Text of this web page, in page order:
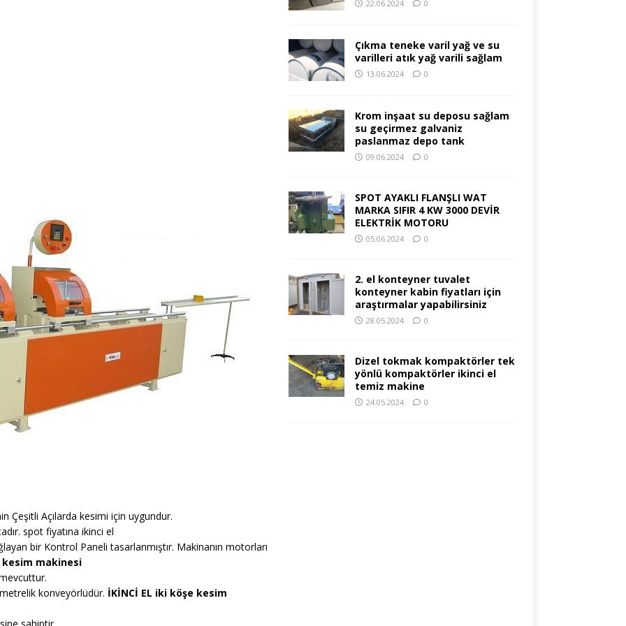
Çeşitli Açılarda kesimi için uygundur.
spot fiyatına ikinci el
bir Kontrol Paneli tasarlanmıştır. Makinanın motorları
makinesi
konveyörlüdür. İKİNCİ EL iki köşe kesim
22.06.2024 0
Çıkma teneke varil yağ ve su
varilleri atık yağ varili sağlam
13.06.2024 0
Krom inşaat su deposu sağlam
su geçirmez galvaniz
paslanmaz depo tank
09.06.2024 0
SPOT AYAKLI FLANŞLI WAT
MARKA SIFIR 4 KW 3000 DEVİR
ELEKTRİK MOTORU
05.06.2024 0
2. el konteyner tuvalet
konteyner kabin fiyatları için
araştırmalar yapabilirsiniz
28.05.2024 0
Dizel tokmak kompaktörler tek
yönlü kompaktörler ikinci el
temiz makine
24.05.2024 0